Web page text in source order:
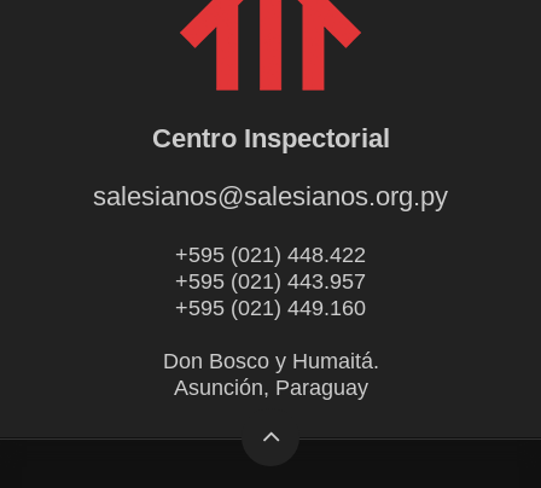
Centro Inspectorial
salesianos@salesianos.org.py
+595 (021) 448.422
+595 (021) 443.957
+595 (021) 449.160
Don Bosco y Humaitá.
Asunción, Paraguay